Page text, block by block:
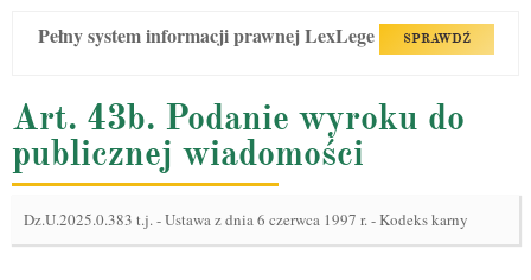
Pełny system informacji prawnej LexLege SPRAWDŹ
Art. 43b. Podanie wyroku do
publicznej wiadomości
Dz.U.2025.0.383 t.j.-Ustawa z dnia 6 czerwca 1997 r. - Kodeks karny